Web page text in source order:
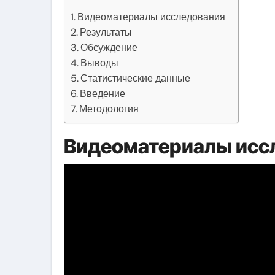
Видеоматериалы исследования
Результаты
Обсуждение
Выводы
Статистические данные
Введение
Методология
Видеоматериалы